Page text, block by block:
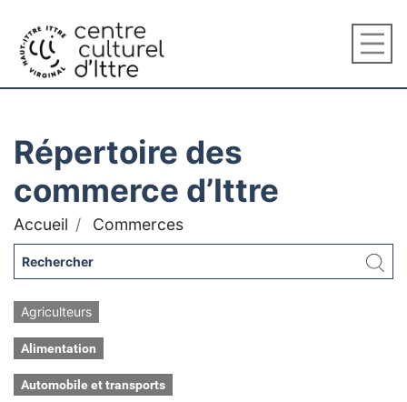
Répertoire des
commerce d’Ittre
Accueil Commerces
Agriculteurs
Alimentation
Automobile et transports